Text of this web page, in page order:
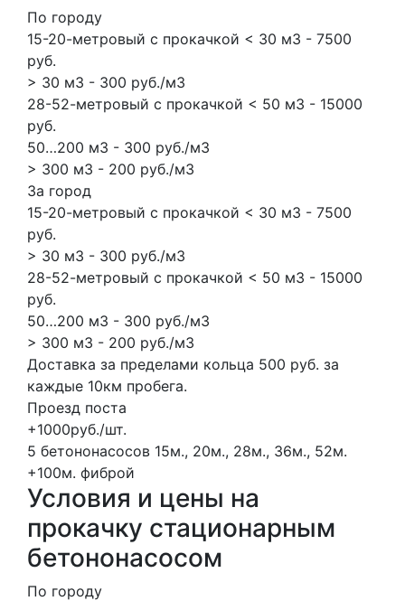
По городу
15-20-метровый с прокачкой < 30 м3 - 7500
руб.
> 30 м3 - 300 руб./м3
28-52-метровый с прокачкой < 50 м3 - 15000
руб.
50…200 м3 - 300 руб./м3
> 300 м3 - 200 руб./м3
За город
15-20-метровый с прокачкой < 30 м3 - 7500
руб.
> 30 м3 - 300 руб./м3
28-52-метровый с прокачкой < 50 м3 - 15000
руб.
50…200 м3 - 300 руб./м3
> 300 м3 - 200 руб./м3
Доставка за пределами кольца 500 руб. за
каждые 10км пробега.
Проезд поста
+1000руб./шт.
5 бетононасосов 15м., 20м., 28м., 36м., 52м.
+100м. фиброй
Условия и цены на
прокачку стационарным
бетононасосом
По городу